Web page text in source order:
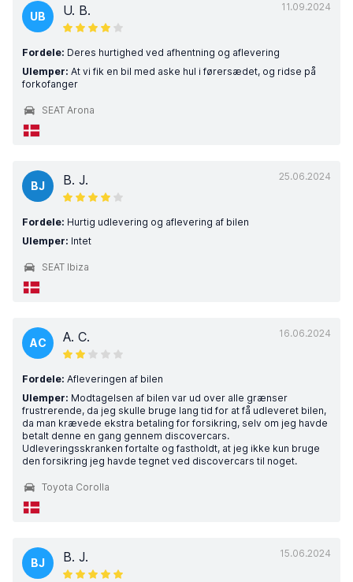
11.09.2024
UB U. B.
Fordele: Deres hurtighed ved afhentning og aflevering
Ulemper: At vi fik en bil med aske hul i førersædet, og ridse på
forkofanger
SEAT Arona
25.06.2024
BJ B. J.
Fordele: Hurtig udlevering og aflevering af bilen
Ulemper: Intet
SEAT Ibiza
16.06.2024
AC A. C.
Fordele: Afleveringen af bilen
Ulemper: Modtagelsen af bilen var ud over alle grænser
frustrerende, da jeg skulle bruge lang tid for at få udleveret bilen,
da man krævede ekstra betaling for forsikring, selv om jeg havde
betalt denne en gang gennem discovercars.
Udleveringsskranken fortalte og fastholdt, at jeg ikke kun bruge
den forsikring jeg havde tegnet ved discovercars til noget.
Toyota Corolla
15.06.2024
BJ B. J.